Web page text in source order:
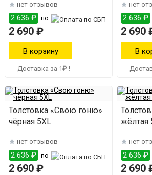
нет отзывов
2 636 ₽ по
2 690 ₽
Доставка за 1₽ !
нет
2 636 ₽
2 690
Толстовка «Свою гоню»
чёрная 5XL
нет отзывов
2 636 ₽ по
2 690 ₽
жёлтая
нет
2 636 ₽
2 690